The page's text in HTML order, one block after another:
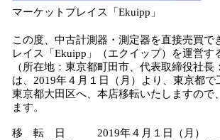
マーケットプレイス「Ekuipp」
この度、中古計測器・測定器を直接売買で
レイス「Ekuipp」（エクイップ）を運営す
（所在地：東京都町田市、代表取締役社
は、2019年４月１日（月）より、東京都で
東京都大田区へ、本店移転いたしますので
ます。
移 転 日 2019年４月１日（月）